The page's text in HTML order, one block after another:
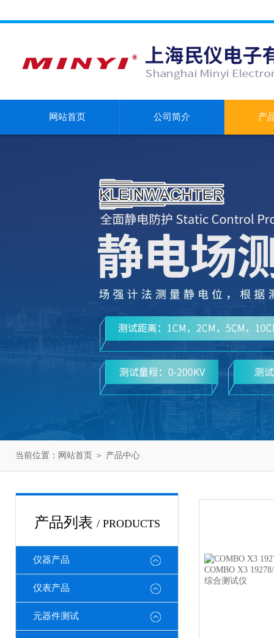
网站首页 公司简介 产
当前位置： 网站首页 ＞ 产品中心
产品列表 / PRODUCTS
仪器产品
仪表产品
元器件测试